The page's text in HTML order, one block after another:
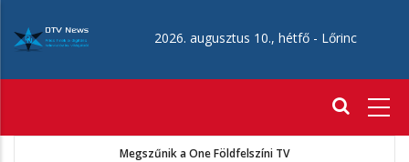
tartalomra
2026. augusztus 10., hétfő - Lőrinc
Megszűnik a One Földfelszíni TV